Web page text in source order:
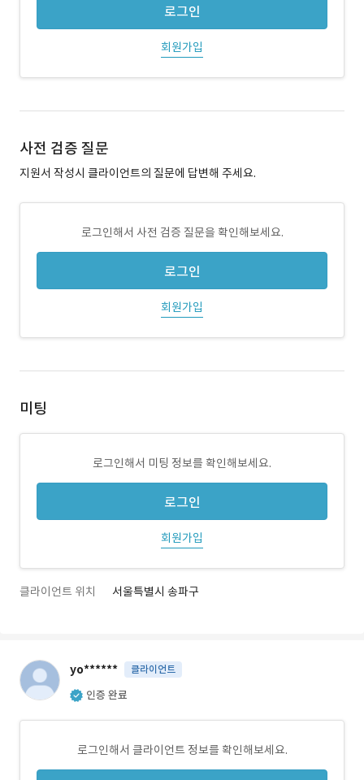
로그인
회원가입
사전 검증 질문
지원서 작성시 클라이언트의 질문에 답변해 주세요.
로그인해서 사전 검증 질문을 확인해보세요.
로그인
회원가입
미팅
로그인해서 미팅 정보를 확인해보세요.
로그인
회원가입
클라이언트 위치 서울특별시 송파구
yo****** 클라이언트
인증 완료
로그인해서 클라이언트 정보를 확인해보세요.